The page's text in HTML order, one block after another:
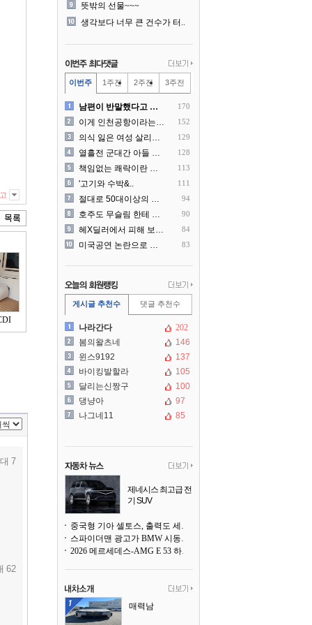
7
62
뜻밖의 선물~~~
생각보다 너무 큰 건수가 터..
이번주 1주전 2주전 3주전
남편이 반말했다고 똑같이 반.. 170
이게 인천공항이라는게 믿겨지.. 152
의식 잃은 여성 살리려다 성.. 129
열흘전 군대간 아들 소포(가.. 128
책임없는 쾌락이란 말에 빡친.. 113
'고기와 수박&.. 111
절대로 50대이상의 딜러를 .. 94
호주도 무슬림 한테 점령 당.. 90
헤X딜러에서 피해 보신분 더.. 84
미국공연 논란으로 지금 다시.. 83
게시글 추천수 댓글 추천수
나라간다
202
봄의왈츠네
146
윈스9192
137
바이킹발할라
105
달리는신짱구
100
댕냥아
97
나그네11
85
제네시스 최고급 전
기 SUV
중국형 기아 셀토스, 출력도 세지고 27인치 초대형 디스플레이까지
스파이더맨 광고가 BMW 시동화면을 점령하다, 오너들은 불만
2026 메르세데스-AMG E 53 하이브리드 왜건 시승기
매력남